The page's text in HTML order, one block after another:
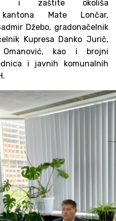
i zaštite okoliša
kantona Mate Lončar,
Džebo, gradonačelnik
Kupresa Danko Jurič,
Omanović, kao i brojni
i javnih komunalnih